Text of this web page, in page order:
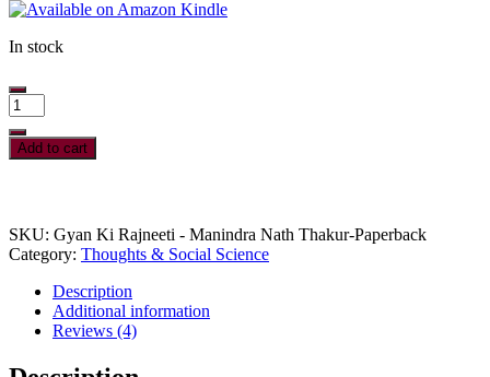
In stock
Gyan
Ki
Rajneeti
-
(Paperback)
quantity
Add to cart
SKU: Gyan Ki Rajneeti - Manindra Nath Thakur-Paperback
Category: Thoughts & Social Science
Description
Additional information
Reviews (4)